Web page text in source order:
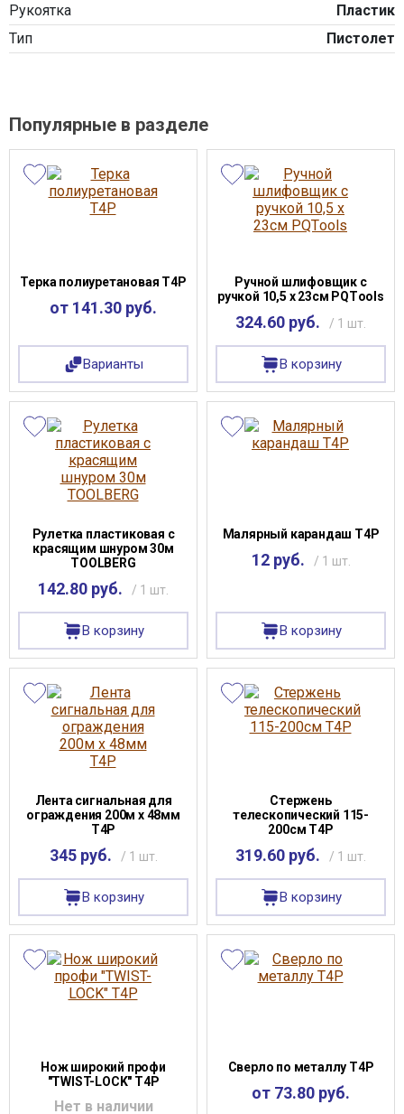
Рукоятка
Пластик
Тип
Пистолет
Популярные в разделе
Терка полиуретановая Т4Р
от 141.30 руб.
Варианты
Ручной шлифовщик с
ручкой 10,5 х 23см PQТools
324.60 руб. / 1 шт.
В корзину
Рулетка пластиковая с
красящим шнуром 30м
TOOLBERG
142.80 руб. / 1 шт.
В корзину
Малярный карандаш Т4Р
12 руб. / 1 шт.
В корзину
Лента сигнальная для
ограждения 200м х 48мм
Т4Р
345 руб. / 1 шт.
В корзину
Стержень
телескопический 115-
200см T4P
319.60 руб. / 1 шт.
В корзину
Нож широкий профи
"TWIST-LOCK" T4P
Нет в наличии
Сверло по металлу Т4Р
от 73.80 руб.